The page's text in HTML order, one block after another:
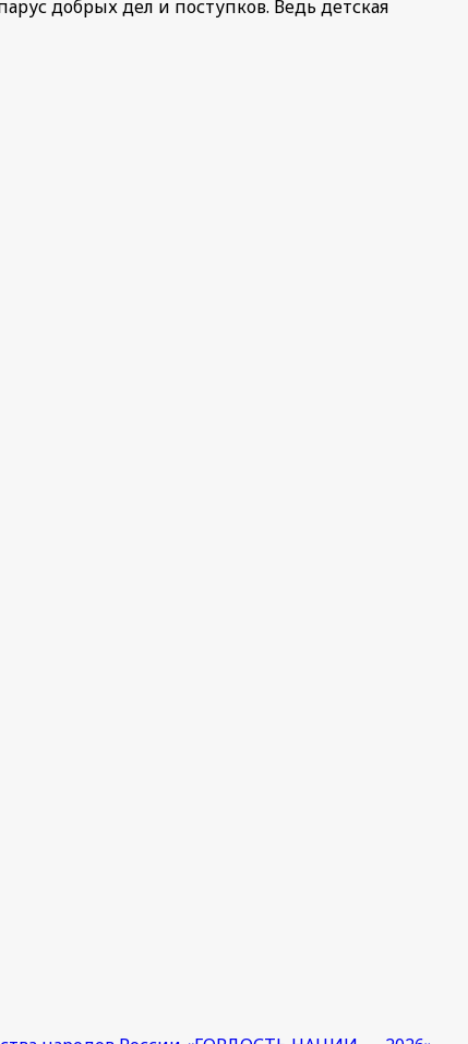
добрых дел и поступков. Ведь детская